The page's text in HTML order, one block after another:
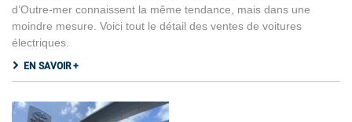
d’Outre-mer connaissent la même tendance, mais dans une
moindre mesure. Voici tout le détail des ventes de voitures
électriques.
EN SAVOIR +